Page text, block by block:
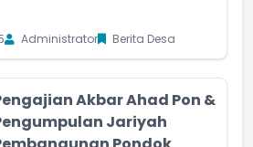
Administrator Berita Desa
Akbar Ahad Pon &
Jariyah